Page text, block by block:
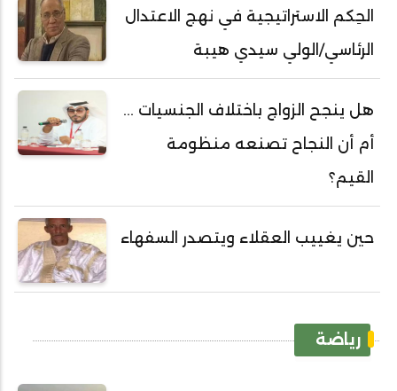
الحِكم الاستراتيجية في نهج الاعتدال
الرئاسي/الولي سيدي هيبة
هل ينجح الزواج باختلاف الجنسيات ...
أم أن النجاح تصنعه منظومة
القيم؟
حين يغييب العقلاء ويتصدر السفهاء
رياضة